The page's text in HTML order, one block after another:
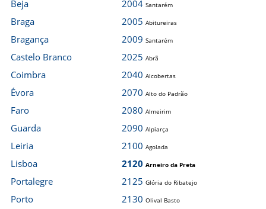
Beja
Braga
Bragança
Castelo Branco
Coimbra
Évora
Faro
Guarda
Leiria
Lisboa
Portalegre
Porto
2004 Santarém
2005 Abitureiras
2009 Santarém
2025 Abrã
2040 Alcobertas
2070 Alto do Padrão
2080 Almeirim
2090 Alpiarça
2100 Agolada
2120 Arneiro da Preta
2125 Glória do Ribatejo
2130 Olival Basto